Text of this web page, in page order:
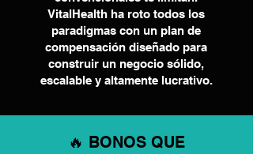
VitalHealth ha roto todos los
paradigmas con un plan de
compensación diseñado para
construir un negocio sólido,
escalable y altamente lucrativo.
🔥 BONOS QUE